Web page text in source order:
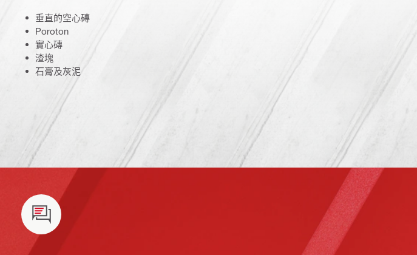
垂直的空心磚
Poroton
實心磚
渣塊
石膏及灰泥